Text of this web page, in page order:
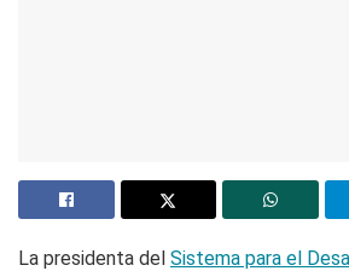
La presidenta del Sistema para el